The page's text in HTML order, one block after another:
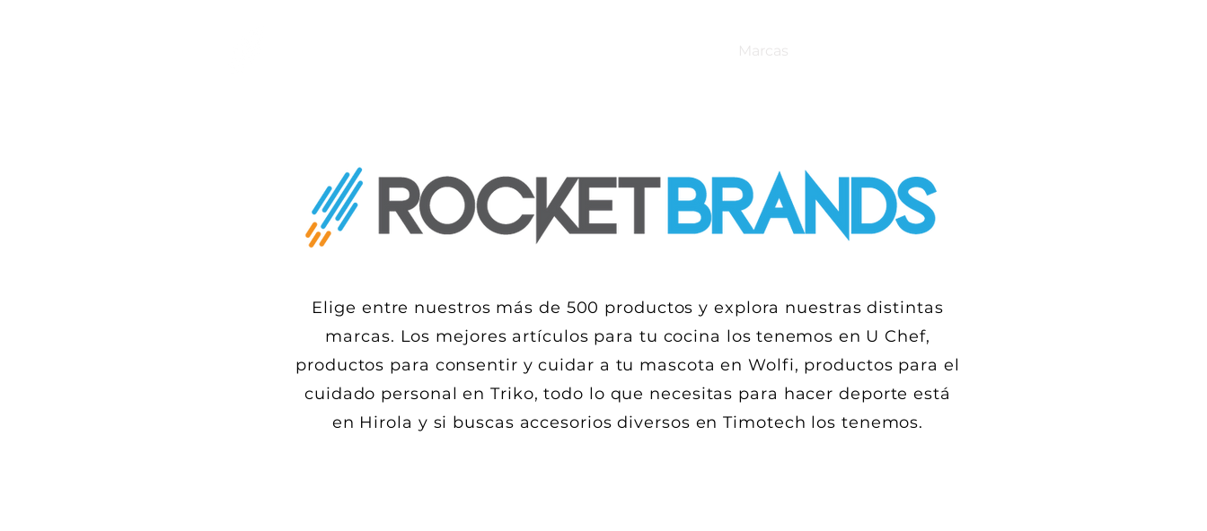
Marcas
Elige entre nuestros más de 500 productos y explora nuestras distintas
marcas. Los mejores artículos para tu cocina lostenemos en U Chef,
productos para consentir y cuidar a tu mascota en Wolfi, productos para el
cuidado personal en Triko, todo lo que necesitas para hacer deporte está
en Hirola y si buscas accesorios diversos en Timotech los tenemos.